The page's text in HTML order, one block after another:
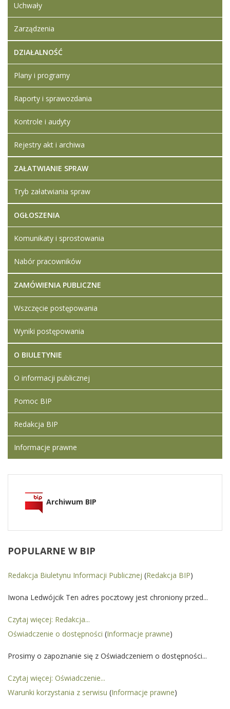
Uchwały
Zarządzenia
DZIAŁALNOŚĆ
Plany i programy
Raporty i sprawozdania
Kontrole i audyty
Rejestry akt i archiwa
ZAŁATWIANIE SPRAW
Tryb załatwiania spraw
OGŁOSZENIA
Komunikaty i sprostowania
Nabór pracowników
ZAMÓWIENIA PUBLICZNE
Wszczęcie postępowania
Wyniki postępowania
O BIULETYNIE
O informacji publicznej
Pomoc BIP
Redakcja BIP
Informacje prawne
Archiwum BIP
POPULARNE W BIP
Redakcja Biuletynu Informacji Publicznej (Redakcja BIP)
Iwona Ledwójcik Ten adres pocztowy jest chroniony przed...
Czytaj więcej: Redakcja...
Oświadczenie o dostępności (Informacje prawne)
Prosimy o zapoznanie się z Oświadczeniem o dostępności...
Czytaj więcej: Oświadczenie...
Warunki korzystania z serwisu (Informacje prawne)